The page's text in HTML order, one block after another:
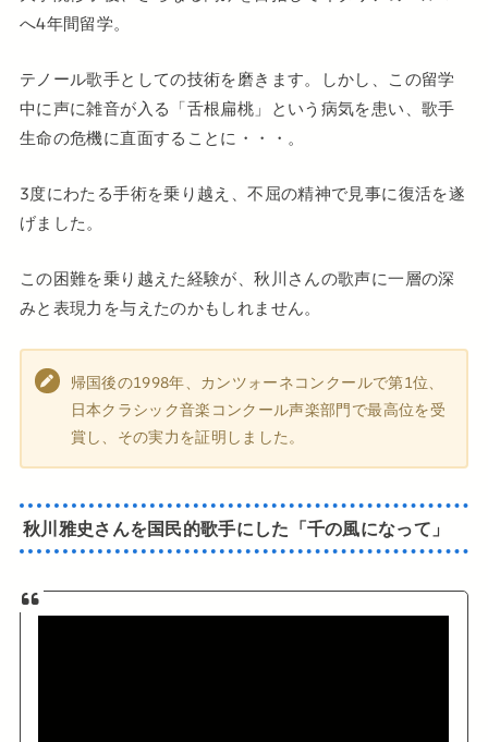
へ4年間留学。
テノール歌手としての技術を磨きます。しかし、この留学
中に声に雑音が入る「舌根扁桃」という病気を患い、歌手
生命の危機に直面することに・・・。
3度にわたる手術を乗り越え、不屈の精神で見事に復活を遂
げました。
この困難を乗り越えた経験が、秋川さんの歌声に一層の深
みと表現力を与えたのかもしれません。
帰国後の1998年、カンツォーネコンクールで第1位、
日本クラシック音楽コンクール声楽部門で最高位を受
賞し、その実力を証明しました。
秋川雅史さんを国民的歌手にした「千の風になって」